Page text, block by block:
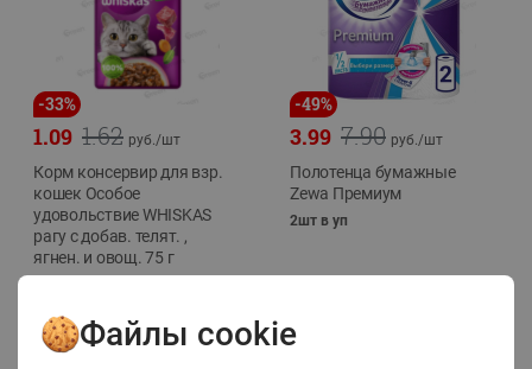
-33%
1.62
1.09 руб./шт
Корм консервир для взр.
кошек Особое
удовольствие WHISKAS
рагу с добав. телят. ,
ягнен. и овощ. 75 г
-49%
7.90
3.99 руб./шт
Полотенца бумажные
Zewa Премиум
2шт в уп
Файлы cookie